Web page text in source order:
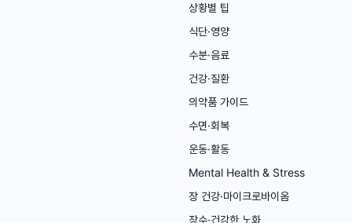
상황별 팁
식단·영양
수분·음료
건강·질환
의약품 가이드
수면·회복
운동·활동
Mental Health & Stress
장 건강·마이크로바이옴
장수·건강한 노화